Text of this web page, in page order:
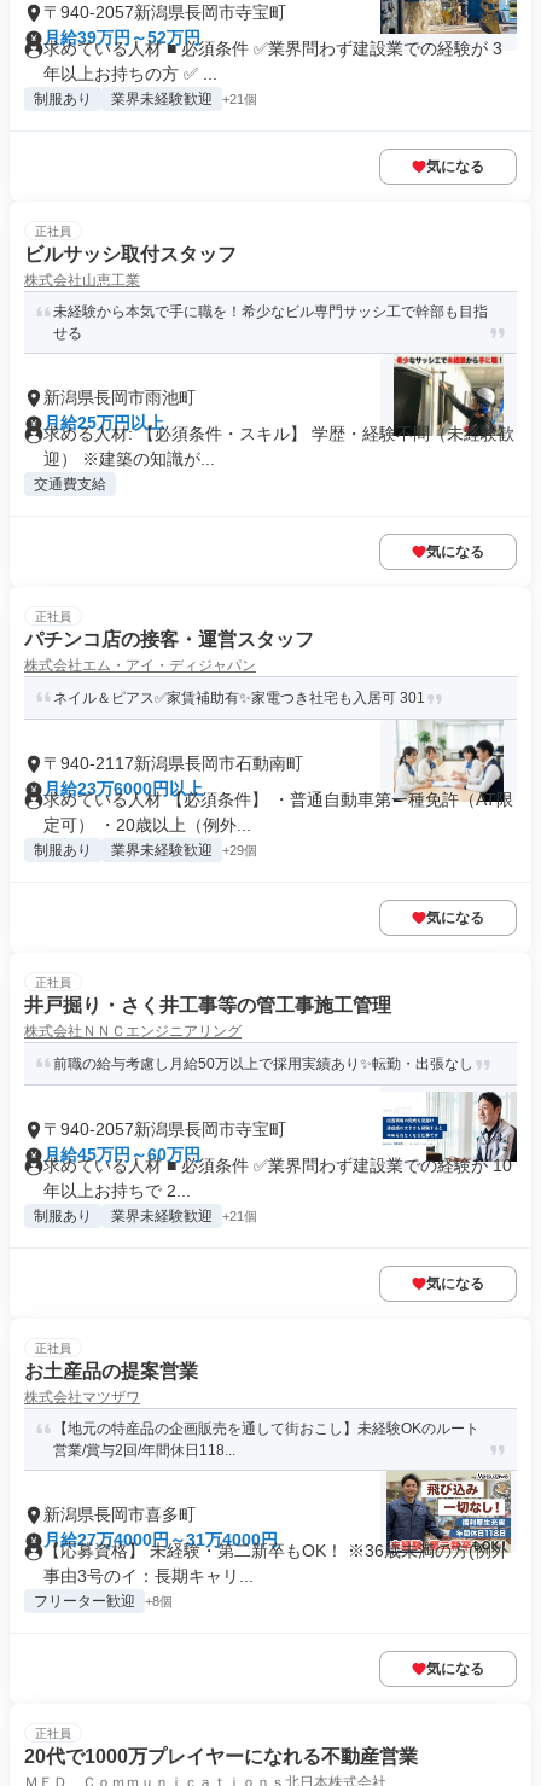
〒940-2057新潟県長岡市寺宝町
月給39万円～52万円
求めている人材 ■ 必須条件 ✅業界問わず建設業での経験が 3
年以上お持ちの方 ✅ ...
制服あり 業界未経験歓迎 +21個
気になる
正社員
ビルサッシ取付スタッフ
株式会社山恵工業
未経験から本気で手に職を！希少なビル専門サッシ工で幹部も目指
せる
新潟県長岡市雨池町
月給25万円以上
求める人材: 【必須条件・スキル】 学歴・経験不問（未経験歓
迎） ※建築の知識が...
交通費支給
気になる
正社員
パチンコ店の接客・運営スタッフ
株式会社エム・アイ・ディジャパン
ネイル＆ピアス✅家賃補助有✨️家電つき社宅も入居可 301
〒940-2117新潟県長岡市石動南町
月給23万6000円以上
求めている人材 【必須条件】 ・普通自動車第一種免許（AT限
定可） ・20歳以上（例外...
制服あり 業界未経験歓迎 +29個
気になる
正社員
井戸掘り・さく井工事等の管工事施工管理
株式会社ＮＮＣエンジニアリング
前職の給与考慮し月給50万以上で採用実績あり✨転勤・出張なし
〒940-2057新潟県長岡市寺宝町
月給45万円～60万円
求めている人材 ■ 必須条件 ✅業界問わず建設業での経験が 10
年以上お持ちで 2...
制服あり 業界未経験歓迎 +21個
気になる
正社員
お土産品の提案営業
株式会社マツザワ
【地元の特産品の企画販売を通して街おこし】未経験OKのルート
営業/賞与2回/年間休日118...
新潟県長岡市喜多町
月給27万4000円～31万4000円
【応募資格】 未経験・第二新卒もOK！ ※36歳未満の方(例外
事由3号のイ：長期キャリ...
フリーター歓迎 +8個
気になる
正社員
20代で1000万プレイヤーになれる不動産営業
ＭＥＤ Ｃｏｍｍｕｎｉｃａｔｉｏｎｓ北日本株式会社